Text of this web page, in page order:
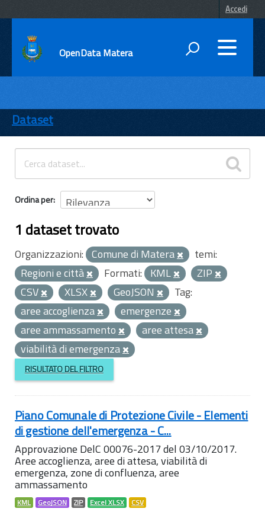
Accedi
OpenData Matera
ENTI
TEMI
INFORMAZIONI
Dataset
Ordina per
1 dataset trovato
Organizzazioni: Comune di Matera
temi:
Regioni e città
Formati: KML
ZIP
CSV
XLSX GeoJSON
Tag:
aree accoglienza
emergenze
aree ammassamento
aree attesa
viabilità di emergenza
RISULTATO DEL FILTRO
Piano Comunale di Protezione Civile - Elementi
di gestione dell'emergenza - C...
Approvazione DelC 00076-2017 del 03/10/2017.
Aree accoglienza, aree di attesa, viabilità di
emergenza, zone di confluenza, aree
ammassamento
KML GeoJSON ZIP Excel XLSX CSV